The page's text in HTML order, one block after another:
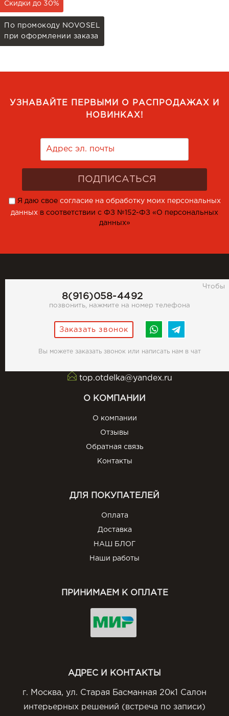
Скидки до 30%
По промокоду NOVOSEL
при оформлении заказа
УЗНАВАЙТЕ ПЕРВЫМИ О РАСПРОДАЖАХ И
НОВИНКАХ!
Я даю свое согласие на обработку моих персональных
данных в соответствии с ФЗ №152-ФЗ «О персональных
данных»
8(916)058-4492
Чтобы
позвонить, нажмите на номер телефона
Заказать звонок
Вы можете заказать звонок или написать нам в чат
top.otdelka@yandex.ru
О КОМПАНИИ
О компании
Отзывы
Обратная связь
Контакты
ДЛЯ ПОКУПАТЕЛЕЙ
Оплата
Доставка
НАШ БЛОГ
Наши работы
ПРИНИМАЕМ К ОПЛАТЕ
АДРЕС И КОНТАКТЫ
г. Москва, ул. Старая Басманная 20к1 Салон
интерьерных решений (встреча по записи)